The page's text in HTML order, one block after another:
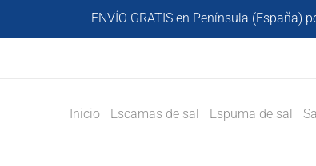
ENVÍO GRATIS en Península (España)
Inicio Escamas de sal Espuma de sal